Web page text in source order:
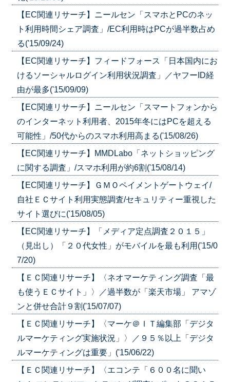
【EC関連リサーチ】ニールセン「スマホとPCのネッ
ト利用時間シェア調査」/EC利用時はPCが過半数占め
る('15/09/24)
【EC関連リサーチ】フィードフォース「日本国内にお
けるソーシャルログイン利用状況調査」／ヤフーID経
由が最多('15/09/09)
【EC関連リサーチ】ニールセン「スマートフォンから
のインターネット利用者、2015年冬にはPCを超える
可能性」/50代からのスマホ利用高まる('15/08/26)
【EC関連リサーチ】MMDLabo「ネットショッピング
に関する調査」/スマホ利用が約6割('15/08/14)
【EC関連リサーチ】ＧＭＯペイメントゲートウェイ/
自社ＥＣサイト利用実態調査/セキュリティー重視した
サイト選びに('15/08/05)
【EC関連リサーチ】「メディア定点調査２０１５」
（見出し）「２０代女性」がモバイルを最も利用('15/0
7/20)
【ＥＣ関連リサーチ】〈ネオマーケティング調査「最
も使うＥＣサイト」〉／過半数が「楽天市場」 アマゾ
ンと併せ合計９割('15/07/07)
【ＥＣ関連リサーチ】〈マーケ＠ＩＴ編集部「デジタ
ルマーケティング実施状況」〉／９５％以上「デジタ
ルマーケティングは重要」('15/06/22)
【ＥＣ関連リサーチ】〈エコンテ「６００名に聞い